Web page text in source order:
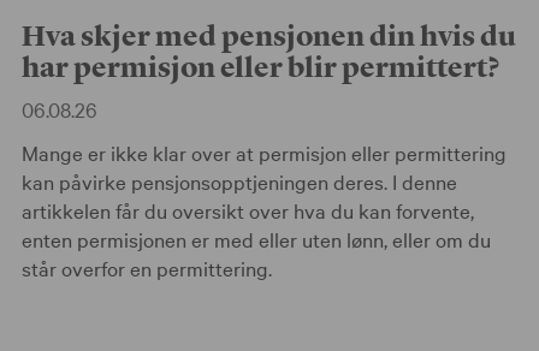
Hva skjer med pensjonen din hvis du
har permisjon eller blir permittert?
06.08.26
Mange er ikke klar over at permisjon eller permittering
kan påvirke pensjonsopptjeningen deres. I denne
artikkelen får du oversikt over hva du kan forvente,
enten permisjonen er med eller uten lønn, eller om du
står overfor en permittering.